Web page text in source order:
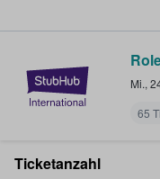
Mi.,
65
Ticketanzahl